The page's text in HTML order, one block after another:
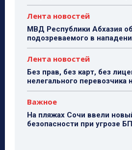
Лента новостей
МВД Республики Абхазия
подозреваемого в
Лента новостей
Без прав, без карт, без
нелегального перевозчика
Важное
На пляжах Сочи ввели
безопасности при угрозе